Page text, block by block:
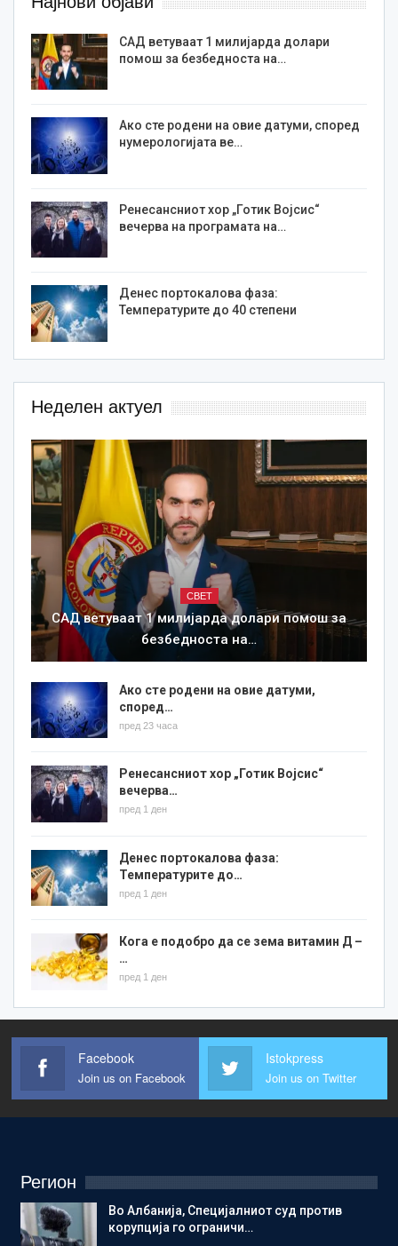
САД ветуваат 1 милијарда долари
помош за безбедноста на…
Ако сте родени на овие датуми, според
нумерологијата ве…
Ренесансниот хор „Готик Војсис“
вечерва на програмата на…
Денес портокалова фаза:
Температурите до 40 степени
Неделен актуел
СВЕТ
САД ветуваат 1 милијарда долари помош за
безбедноста на…
Ако сте родени на овие датуми,
според…
пред 23 часа
Ренесансниот хор „Готик Војсис“
вечерва…
пред 1 ден
Денес портокалова фаза:
Температурите до…
пред 1 ден
Кога е подобро да се зема витамин Д –
…
пред 1 ден
Facebook
Join us on Facebook
Istokpress
Join us on Twitter
Регион
Во Албанија, Специјалниот суд против
корупција го ограничи…